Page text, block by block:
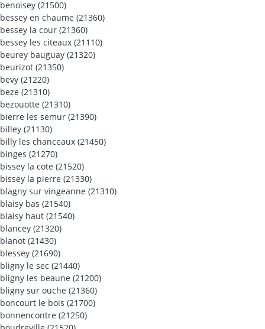
benoisey (21500)
bessey en chaume (21360)
bessey la cour (21360)
bessey les citeaux (21110)
beurey bauguay (21320)
beurizot (21350)
bevy (21220)
beze (21310)
bezouotte (21310)
bierre les semur (21390)
billey (21130)
billy les chanceaux (21450)
binges (21270)
bissey la cote (21520)
bissey la pierre (21330)
blagny sur vingeanne (21310)
blaisy bas (21540)
blaisy haut (21540)
blancey (21320)
blanot (21430)
blessey (21690)
bligny le sec (21440)
bligny les beaune (21200)
bligny sur ouche (21360)
boncourt le bois (21700)
bonnencontre (21250)